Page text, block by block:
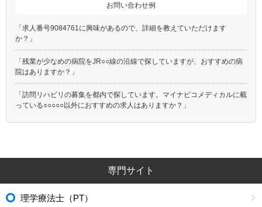
お問い合わせ例
「求人番号9084761に興味があるので、詳細を教えていただけます
か？」
「残業が少なめの病院をJR○○線の沿線で探していますが、おすすめの病
院はありますか？」
「訪問リハビリの募集を都内で探しています。マイナビコメディカルに載
っている○○○○○以外におすすめの求人はありますか？」
専門サイト
理学療法士（PT）